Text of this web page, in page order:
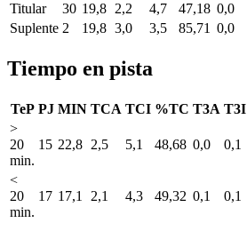
Titular
30 19,8 2,2 4,7 47,18 0,0
Suplente 2 19,8 3,0 3,5 85,71 0,0
Tiempo en pista
TeP PJ MIN TCA TCI %TC T3A T3I
>
20
min.
15 22,8 2,5 5,1 48,68 0,0 0,1
<
20
min.
17 17,1 2,1 4,3 49,32 0,1 0,1